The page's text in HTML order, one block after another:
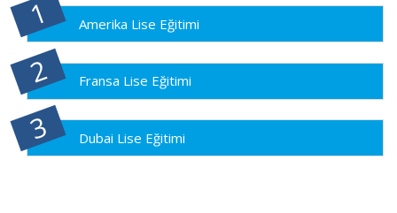
Amerika Lise Eğitimi
Fransa Lise Eğitimi
Dubai Lise Eğitimi